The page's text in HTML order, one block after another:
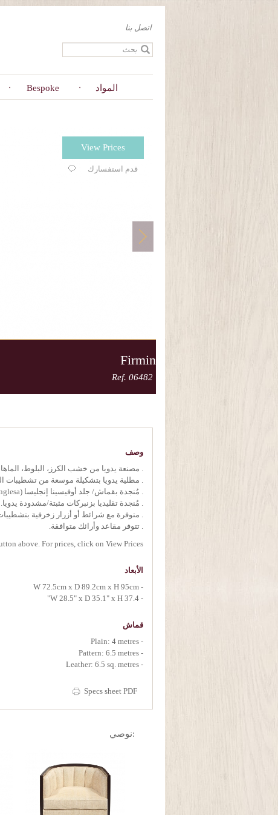
اتصل بنا
Bespoke المواد
View Prices
قدم استفسارك
Firmin
Ref. 06482
وصف
. مصنعة يدويا من خشب الكرز، البلوط،
. مطلية يدويا بتشكيلة موسعة من تشطيبات
. مُنجدة بقماش/ جلد أوفيسينا إنجليسا (Oficina Inglesa) أو بمادة من اختيار العميل.
. مُنجدة تقليديا بزنبركات مثبتة/مشدودة يدويا.
. متوفرة مع شرائط أو أزرار زخرفية
. تتوفر مقاعد وأرائك متوافقة.
above. For prices, click on View Prices.
الأبعاد
- W 72.5cm x D 89.2cm x H 95cm
- W 28.5" x D 35.1" x H 37.4"
قماش
- Plain: 4 metres
- Pattern: 6.5 metres
- Leather: 6.5 sq. metres
Specs sheet PDF
:نوصي